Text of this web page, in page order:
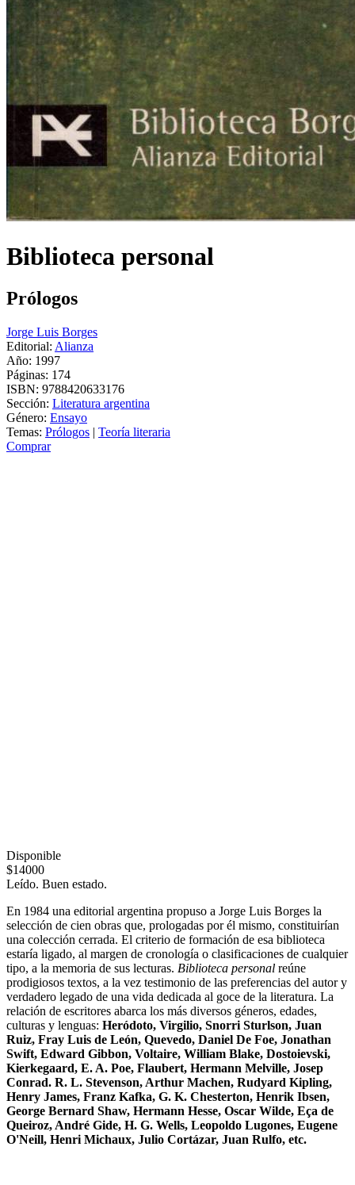
Biblioteca personal
Prólogos
Jorge Luis Borges
Editorial: Alianza
Año: 1997
Páginas: 174
ISBN: 9788420633176
Sección: Literatura argentina
Género: Ensayo
Temas: Prólogos | Teoría literaria
Comprar
Disponible
$14000
Leído. Buen estado.
En 1984 una editorial argentina propuso a Jorge Luis Borges la
selección de cien obras que, prologadas por él mismo, constituirían
una colección cerrada. El criterio de formación de esa biblioteca
estaría ligado, al margen de cronología o clasificaciones de cualquier
tipo, a la memoria de sus lecturas. Biblioteca personal reúne
prodigiosos textos, a la vez testimonio de las preferencias del autor y
verdadero legado de una vida dedicada al goce de la literatura. La
relación de escritores abarca los más diversos géneros, edades,
culturas y lenguas: Heródoto, Virgilio, Snorri Sturlson, Juan
Ruiz, Fray Luis de León, Quevedo, Daniel De Foe, Jonathan
Swift, Edward Gibbon, Voltaire, William Blake, Dostoievski,
Kierkegaard, E. A. Poe, Flaubert, Hermann Melville, Josep
Conrad. R. L. Stevenson, Arthur Machen, Rudyard Kipling,
Henry James, Franz Kafka, G. K. Chesterton, Henrik Ibsen,
George Bernard Shaw, Hermann Hesse, Oscar Wilde, Eça de
Queiroz, André Gide, H. G. Wells, Leopoldo Lugones, Eugene
O'Neill, Henri Michaux, Julio Cortázar, Juan Rulfo, etc.